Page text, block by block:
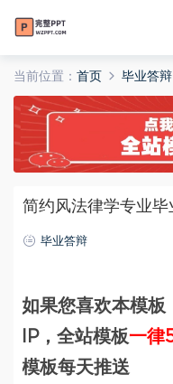
当前位置： 首页 毕业答辩
简约风法律学专业
毕业答辩
如果您喜欢本模板
IP，全站模板一律
模板每天推送